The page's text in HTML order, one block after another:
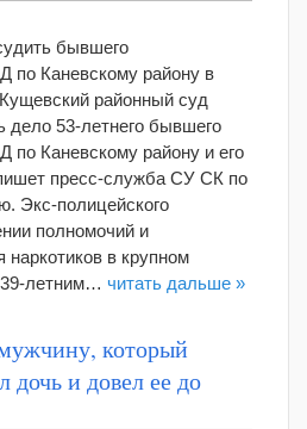
бывшего
по Каневскому району в
районный суд
дело 53-летнего бывшего
Каневскому району и его
пресс-служба СУ СК по
Экс-полицейского
полномочий и
наркотиков в крупном
летним… читать дальше »
который
дочь и довел ее до